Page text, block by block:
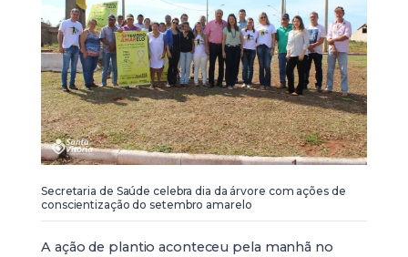
Secretaria de Saúde celebra dia da árvore com ações de
conscientização do setembro amarelo
A ação de plantio aconteceu pela manhã no